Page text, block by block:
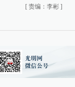
[ 责编：李彬 ]